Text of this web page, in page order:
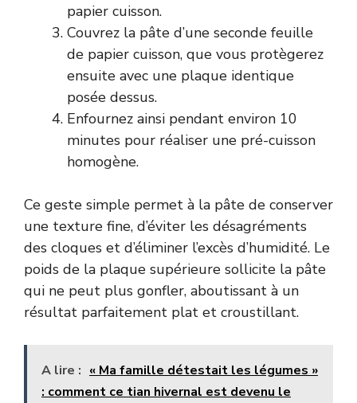
papier cuisson.
Couvrez la pâte d’une seconde feuille
de papier cuisson, que vous protègerez
ensuite avec une plaque identique
posée dessus.
Enfournez ainsi pendant environ 10
minutes pour réaliser une pré-cuisson
homogène.
Ce geste simple permet à la pâte de conserver
une texture fine, d’éviter les désagréments
des cloques et d’éliminer l’excès d’humidité. Le
poids de la plaque supérieure sollicite la pâte
qui ne peut plus gonfler, aboutissant à un
résultat parfaitement plat et croustillant.
A lire : « Ma famille détestait les légumes »
: comment ce tian hivernal est devenu le